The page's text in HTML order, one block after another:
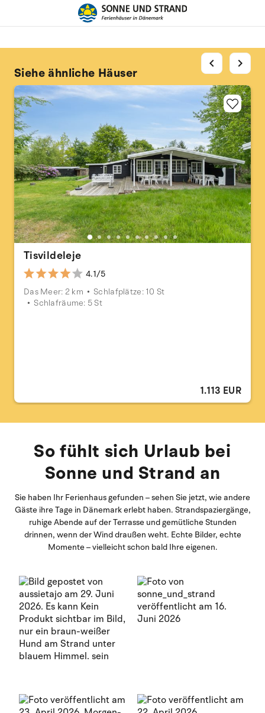
Siehe ähnliche Häuser
Tisvildeleje
4.1/5
Das Meer: 2 km
Schlafplätze: 10 St
Schlafräume: 5 St
1.113 EUR
chevron_left chevron_right
So fühlt sich Urlaub bei
Sonne und Strand an
Sie haben Ihr Ferienhaus gefunden – sehen Sie jetzt, wie andere
Gäste ihre Tage in Dänemark erlebt haben. Strandspaziergänge,
ruhige Abende auf der Terrasse und gemütliche Stunden
drinnen, wenn der Wind draußen weht. Echte Bilder, echte
Momente – vielleicht schon bald Ihre eigenen.